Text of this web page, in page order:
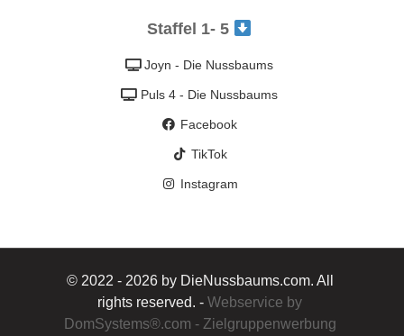
Staffel 1- 5
Joyn - Die Nussbaums
Puls 4 - Die Nussbaums
Facebook
TikTok
Instagram
© 2022 - 2026 by DieNussbaums.com. All
rights reserved. -Webservice by
DomSystems®.com - Zielgruppenwerbung